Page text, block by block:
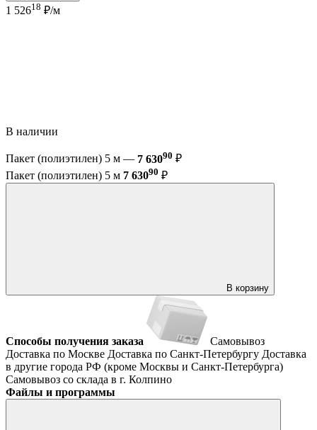
1 52618 ₽/м
В наличии
Пакет (полиэтилен) 5 м — 7 63090 ₽
Пакет (полиэтилен) 5 м 7 63090 ₽
В корзину
Способы получения заказа
Самовывоз
Доставка по Москве Доставка по Санкт-Петербургу Доставка
в другие города РФ (кроме Москвы и Санкт-Петербурга)
Самовывоз со склада в г. Колпино
Файлы и программы